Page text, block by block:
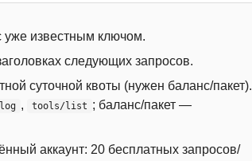
уже известным ключом.
следующих запросов.
суточной квоты (нужен баланс/пакет).
, tools/list ; баланс/пакет —
аккаунт: 20 бесплатных запросов/